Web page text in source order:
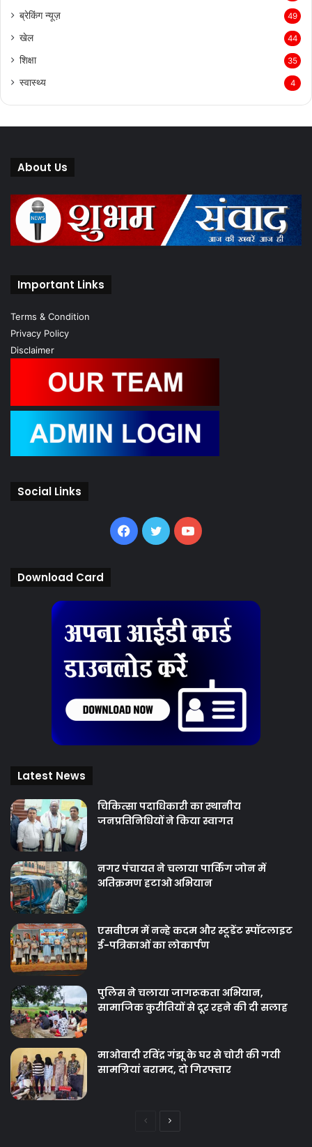
ब्रेकिंग न्यूज़ 49
खेल 44
शिक्षा 35
स्वास्थ्य 4
About Us
Important Links
Terms & Condition
Privacy Policy
Disclaimer
Social Links
Facebook
TwitterYouTube
Download Card
Latest News
चिकित्‍सा पदाधिकारी का स्थानीय
जनप्रतिनिधियों ने किया स्वागत
नगर पंचायत ने चलाया पार्किंग जोन में
अतिक्रमण हटाओ अभियान
एसवीएम में नन्हे कदम और स्टूडेंट स्पॉटलाइट
ई-पत्रिकाओं का लोकार्पण
पुलिस ने चलाया जागरूकता अभियान,
सामाजिक कुरीतियों से दूर रहने की दी सलाह
माओवादी रविंद्र गंझू के घर से चोरी की गयी
सामग्रियां बरामद, दो गिरफ्तार
PreviousNext